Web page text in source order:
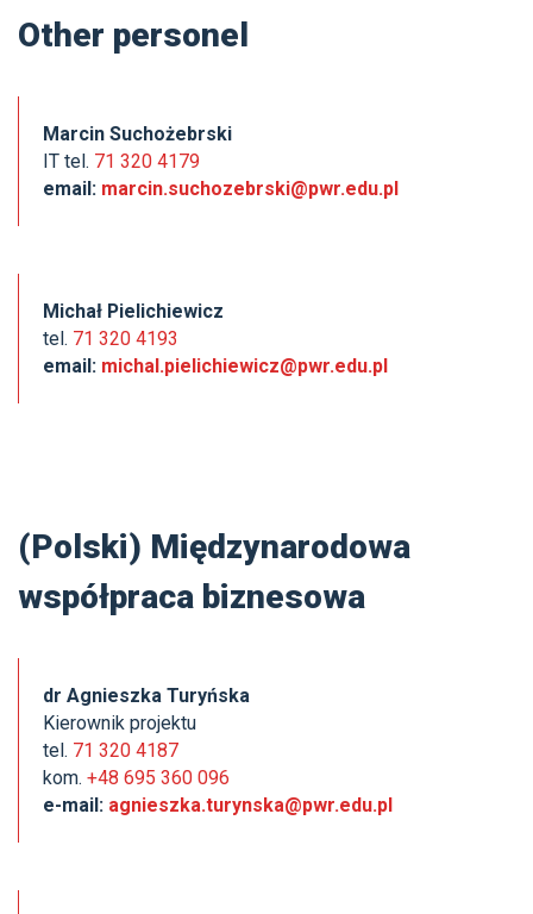
Other personel
Marcin Suchożebrski
IT tel. 71 320 4179
email: marcin.suchozebrski@pwr.edu.pl
Michał Pielichiewicz
tel. 71 320 4193
email: michal.pielichiewicz@pwr.edu.pl
(Polski) Międzynarodowa
współpraca biznesowa
dr Agnieszka Turyńska
Kierownik projektu
tel. 71 320 4187
kom. +48 695 360 096
e-mail: agnieszka.turynska@pwr.edu.pl